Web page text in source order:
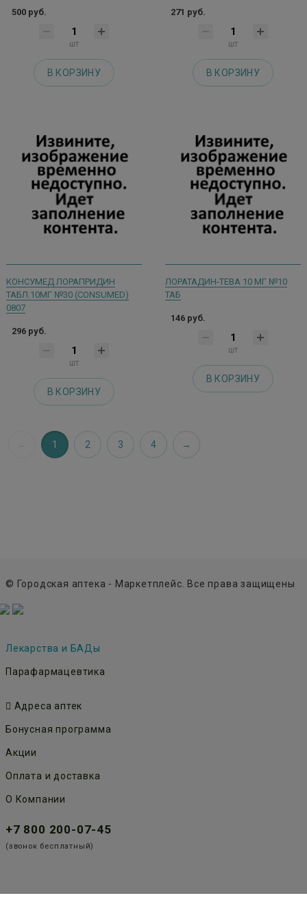
500 руб.
шт
В КОРЗИНУ
271 руб.
шт
В КОРЗИНУ
КОНСУМЕД ЛОРАПРИДИН
ТАБЛ.10МГ №30 (CONSUMED)
0807
296 руб.
шт
В КОРЗИНУ
ЛОРАТАДИН-ТЕВА 10 МГ №10
ТАБ
146 руб.
шт
В КОРЗИНУ
1 2 3 4
© Городская аптека - Маркетплейс. Все права защищены
Лекарства и БАДы
Парафармацевтика
Адреса аптек
Бонусная программа
Акции
Оплата и доставка
О Компании
+7 800 200-07-45
(звонок бесплатный)